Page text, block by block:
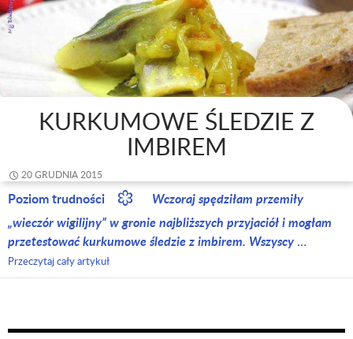
KURKUMOWE ŚLEDZIE Z
IMBIREM
20 GRUDNIA 2015
Poziom trudności
Wczoraj spędziłam przemiły
„wieczór wigilijny” w gronie najbliższych przyjaciół i mogłam
przetestować kurkumowe śledzie z imbirem. Wszyscy …
Przeczytaj cały artykuł